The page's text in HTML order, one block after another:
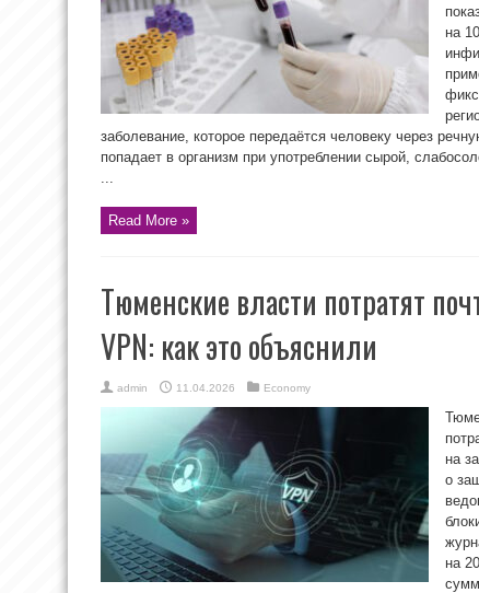
на
заболевание, которое передаётся человеку через
попадает в организм при употреблении сырой,
...
Read More »
Тюменские власти потратят
VPN: как это объяснили
admin 11.04.2026 Economy
на
о
на